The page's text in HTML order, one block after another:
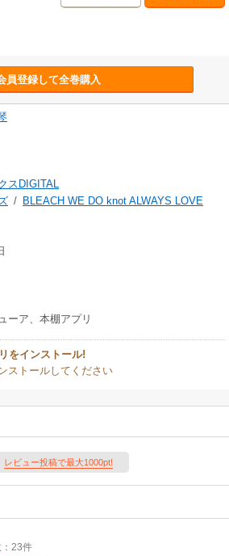
員登録して全巻購入
スDIGITAL
/ BLEACH WE DO knot ALWAYS LOVE
ーア、本棚アプリ
をインストール!
ストールしてください
レビュー投稿で最大1000pt!
23件